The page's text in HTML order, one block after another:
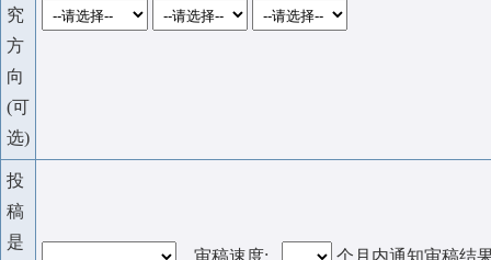
究
方
向
(可
选)
投
稿
是
审稿速度: 个月内通知审稿结